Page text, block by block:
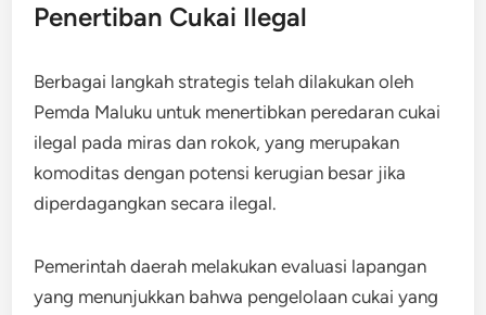
Penertiban Cukai Ilegal
Berbagai langkah strategis telah dilakukan oleh
Pemda Maluku untuk menertibkan peredaran cukai
ilegal pada miras dan rokok, yang merupakan
komoditas dengan potensi kerugian besar jika
diperdagangkan secara ilegal.
Pemerintah daerah melakukan evaluasi lapangan
yang menunjukkan bahwa pengelolaan cukai yang